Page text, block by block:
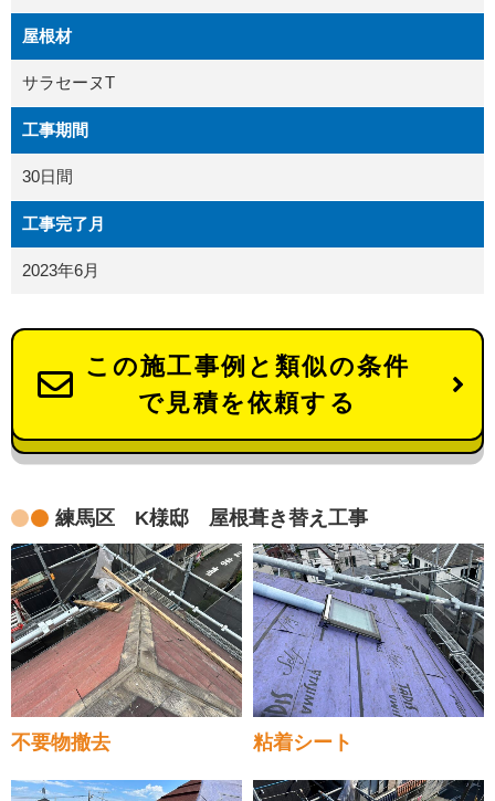
屋根材
サラセーヌT
工事期間
30日間
工事完了月
2023年6月
この施工事例と類似の条件
で見積を依頼する
練馬区 K様邸 屋根葺き替え工事
不要物撤去 粘着シート